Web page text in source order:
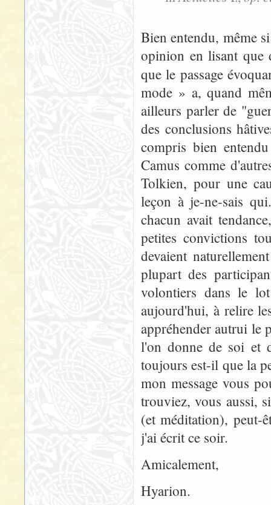
Bien entendu, même
opinion en lisant que
que le passage
mode » a, quand
ailleurs parler de
des conclusions
compris bien
Camus comme
Tolkien, pour une
leçon à je-ne-sais
chacun avait
petites convictions
devaient
plupart des
volontiers dans le
aujourd'hui, à relire
appréhender autrui le
l'on donne de soi et
toujours est-il que la
mon message vous
trouviez, vous aussi,
(et méditation), peut-
j'ai écrit ce soir.
Amicalement,
Hyarion.